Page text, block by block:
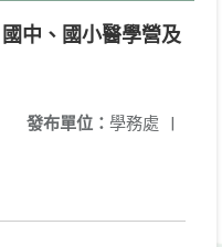
中、國小醫學營及
發布單位： 學務處 |